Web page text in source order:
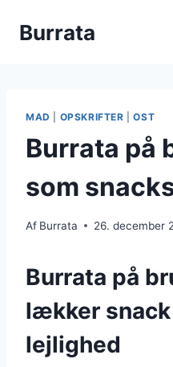
Burrata
MAD OPSKRIFTER |OST
Burrata på
som
Af Burrata 26. december
Burrata på
lækker
lejlighed